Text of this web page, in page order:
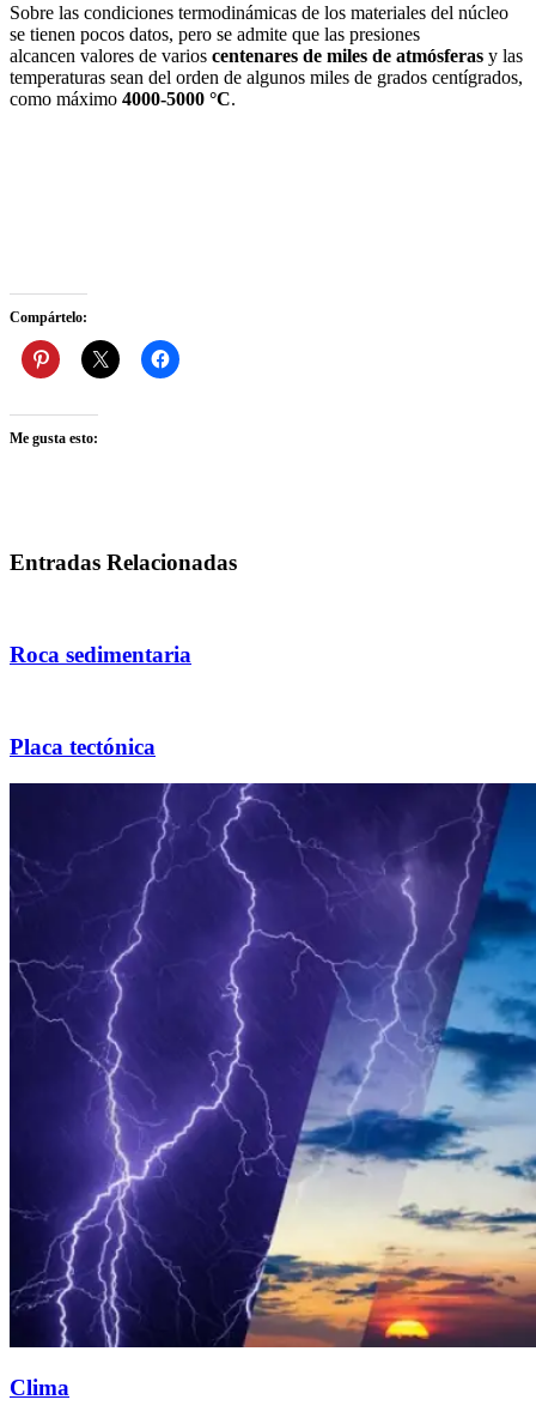
Sobre las condiciones termodinámicas de los materiales del núcleo
se tienen pocos datos, pero se admite que las presiones
alcancen valores de varios centenares de miles de atmósferas y las
temperaturas sean del orden de algunos miles de grados centígrados,
como máximo 4000-5000 °C.
Compártelo:
Me gusta esto:
Entradas Relacionadas
Roca sedimentaria
Placa tectónica
Clima